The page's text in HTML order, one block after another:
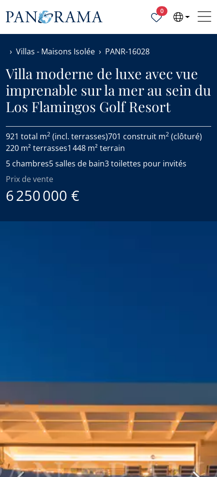
0Propriétés
Villas - Maisons Isolée PANR-16028
Villa moderne de luxe avec vue
imprenable sur la mer au sein du
Los Flamingos Golf Resort
921 total m2 (incl. terrasses)701 construit m2 (clôturé)
220 m² terrasses1 448 m² terrain
5 chambres5 salles de bain3 toilettes pour invités
Prix de vente
6 250 000 €